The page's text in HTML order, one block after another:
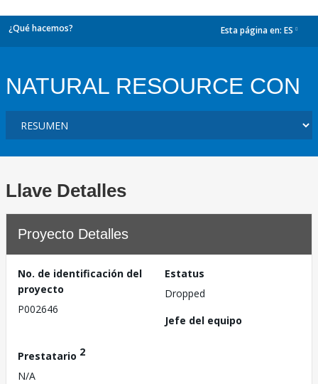
¿Qué hacemos? Esta página en: ES
NATURAL RESOURCE CON
Llave Detalles
Proyecto Detalles
No. de identificación del
proyecto
P002646
Estatus
Dropped
Jefe del equipo
Prestatario 2
N/A